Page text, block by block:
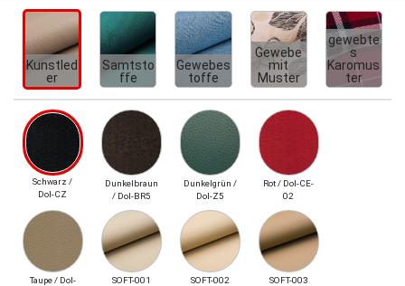
Kunstled
er
Samtsto
ffe
Gewebes
toffe
Gewebe
mit
Muster
gewebte
s
Karomus
ter
Schwarz /
Dol-CZ
Dunkelbraun
/ Dol-BR5
Dunkelgrün /
Dol-Z5
Rot / Dol-CE-
02
Taupe / Dol-
SOFT-001 SOFT-002 SOFT-003